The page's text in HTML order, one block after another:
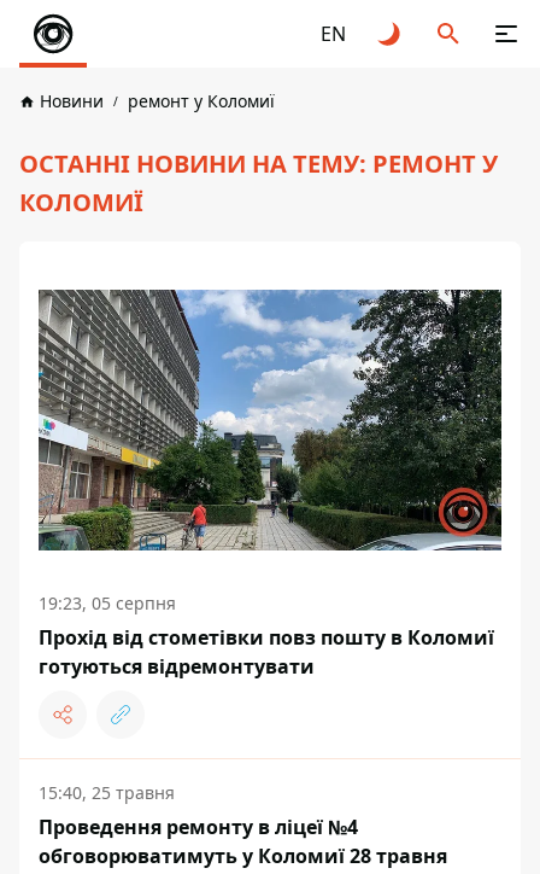
EN
Новини ремонт у Коломиї
ОСТАННІ НОВИНИ НА ТЕМУ: РЕМОНТ У
КОЛОМИЇ
19:23, 05 серпня
Прохід від стометівки повз пошту в Коломиї
готуються відремонтувати
15:40, 25 травня
Проведення ремонту в ліцеї №4
обговорюватимуть у Коломиї 28 травня